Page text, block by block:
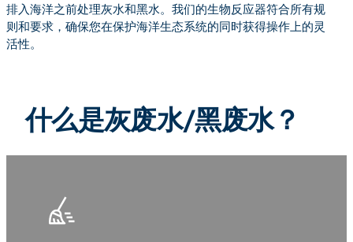
排入海洋之前处理灰水和黑水。我们的生物反应器符合所有规
则和要求，确保您在保护海洋生态系统的同时获得操作上的灵
活性。
什么是灰废水/黑废水？